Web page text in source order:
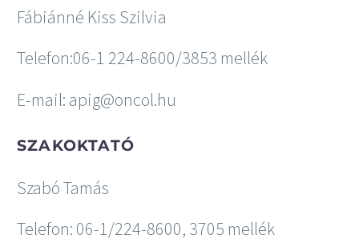
Fábiánné Kiss Szilvia
Telefon:06-1 224-8600/3853 mellék
E-mail: apig@oncol.hu
SZAKOKTATÓ
Szabó Tamás
Telefon: 06-1/224-8600, 3705 mellék